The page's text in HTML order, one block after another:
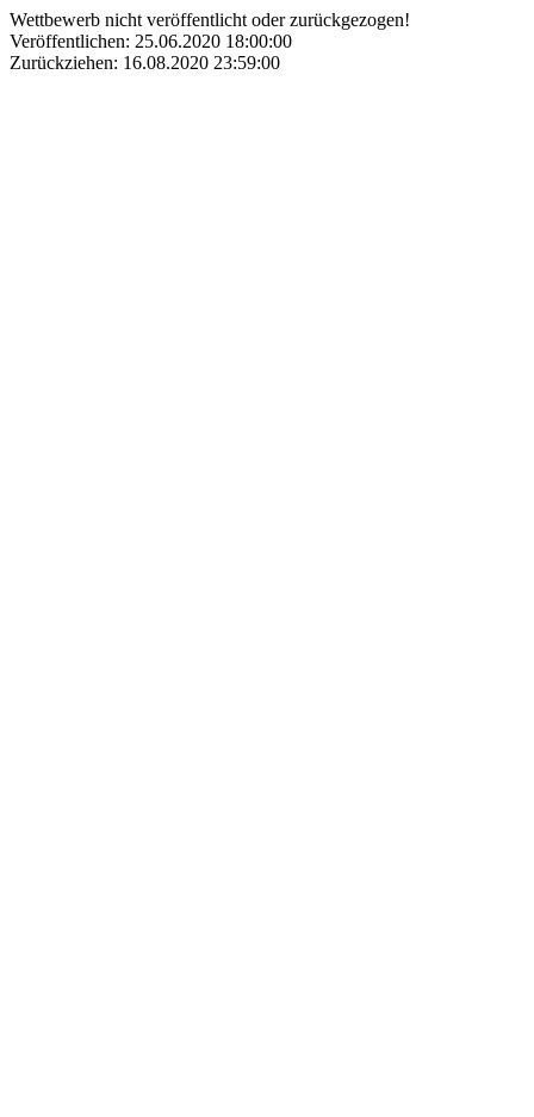
Wettbewerb nicht veröffentlicht oder zurückgezogen!
Veröffentlichen: 25.06.2020 18:00:00
Zurückziehen: 16.08.2020 23:59:00